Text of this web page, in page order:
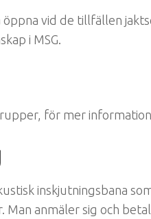
vid de tillfällen
i MSG.
för mer
inskjutningsbana
anmäler sig och